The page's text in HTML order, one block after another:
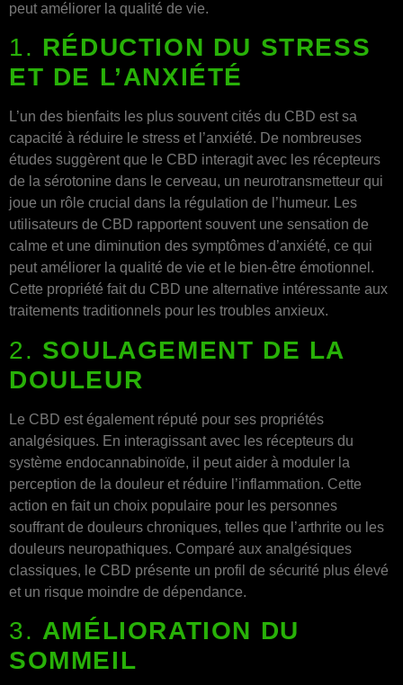
peut améliorer la qualité de vie.
1. RÉDUCTION DU STRESS
ET DE L’ANXIÉTÉ
L’un des bienfaits les plus souvent cités du CBD est sa
capacité à réduire le stress et l’anxiété. De nombreuses
études suggèrent que le CBD interagit avec les récepteurs
de la sérotonine dans le cerveau, un neurotransmetteur qui
joue un rôle crucial dans la régulation de l’humeur. Les
utilisateurs de CBD rapportent souvent une sensation de
calme et une diminution des symptômes d’anxiété, ce qui
peut améliorer la qualité de vie et le bien-être émotionnel.
Cette propriété fait du CBD une alternative intéressante aux
traitements traditionnels pour les troubles anxieux.
2. SOULAGEMENT DE LA
DOULEUR
Le CBD est également réputé pour ses propriétés
analgésiques. En interagissant avec les récepteurs du
système endocannabinoïde, il peut aider à moduler la
perception de la douleur et réduire l’inflammation. Cette
action en fait un choix populaire pour les personnes
souffrant de douleurs chroniques, telles que l’arthrite ou les
douleurs neuropathiques. Comparé aux analgésiques
classiques, le CBD présente un profil de sécurité plus élevé
et un risque moindre de dépendance.
3. AMÉLIORATION DU
SOMMEIL